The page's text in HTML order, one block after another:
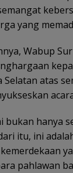
yang
Wabup
Selatan atas
bukan hanya
itu, ini
pahlawan